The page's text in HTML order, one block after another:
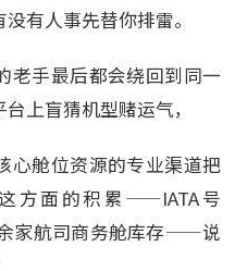
有人事先替你排雷。
老手最后都会绕回到同一
上盲猜机型赌运气，
心舱位资源的专业渠道把
方面的积累——IATA号
家航司商务舱库存——说